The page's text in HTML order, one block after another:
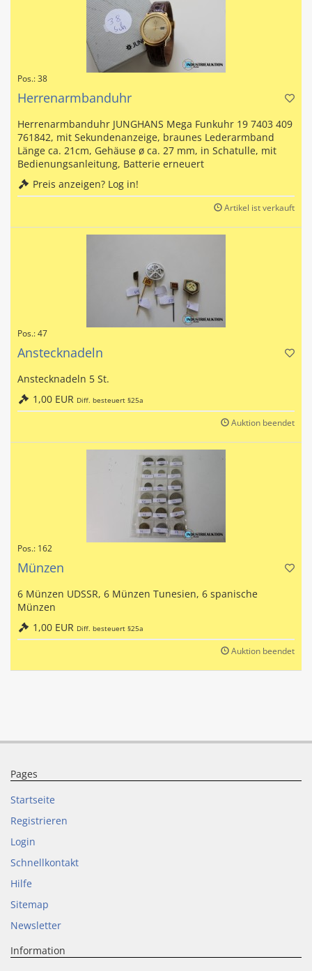
Pos.: 38
Herrenarmbanduhr
Herrenarmbanduhr JUNGHANS Mega Funkuhr 19 7403 409
761842, mit Sekundenanzeige, braunes Lederarmband
Länge ca. 21cm, Gehäuse ø ca. 27 mm, in Schatulle, mit
Bedienungsanleitung, Batterie erneuert
Preis anzeigen? Log in!
Artikel ist verkauft
Pos.: 47
Anstecknadeln
Anstecknadeln 5 St.
1,00 EUR Diff. besteuert §25a
Auktion beendet
Pos.: 162
Münzen
6 Münzen UDSSR, 6 Münzen Tunesien, 6 spanische
Münzen
1,00 EUR Diff. besteuert §25a
Auktion beendet
Pages
Startseite
Registrieren
Login
Schnellkontakt
Hilfe
Sitemap
Newsletter
Information